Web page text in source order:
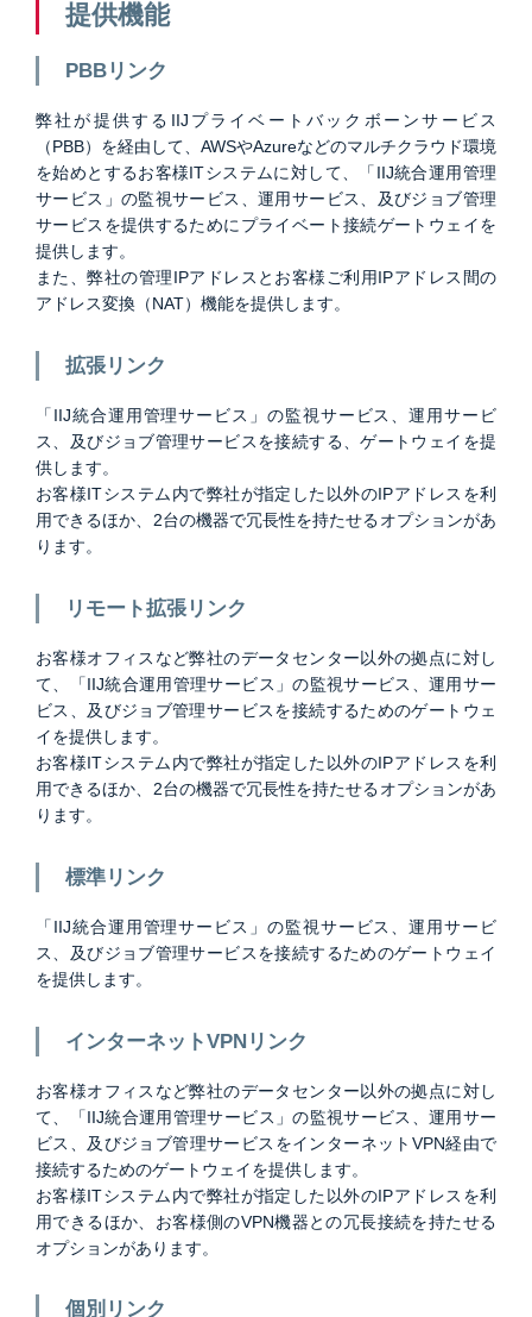
提供機能
PBBリンク
弊社が提供するIIJプライベートバックボーンサービス
（PBB）を経由して、AWSやAzureなどのマルチクラウド環境
を始めとするお客様ITシステムに対して、「IIJ統合運用管理
サービス」の監視サービス、運用サービス、及びジョブ管理
サービスを提供するためにプライベート接続ゲートウェイを
提供します。
また、弊社の管理IPアドレスとお客様ご利用IPアドレス間の
アドレス変換（NAT）機能を提供します。
拡張リンク
「IIJ統合運用管理サービス」の監視サービス、運用サービ
ス、及びジョブ管理サービスを接続する、ゲートウェイを提
供します。
お客様ITシステム内で弊社が指定した以外のIPアドレスを利
用できるほか、2台の機器で冗長性を持たせるオプションがあ
ります。
リモート拡張リンク
お客様オフィスなど弊社のデータセンター以外の拠点に対し
て、「IIJ統合運用管理サービス」の監視サービス、運用サー
ビス、及びジョブ管理サービスを接続するためのゲートウェ
イを提供します。
お客様ITシステム内で弊社が指定した以外のIPアドレスを利
用できるほか、2台の機器で冗長性を持たせるオプションがあ
ります。
標準リンク
「IIJ統合運用管理サービス」の監視サービス、運用サービ
ス、及びジョブ管理サービスを接続するためのゲートウェイ
を提供します。
インターネットVPNリンク
お客様オフィスなど弊社のデータセンター以外の拠点に対し
て、「IIJ統合運用管理サービス」の監視サービス、運用サー
ビス、及びジョブ管理サービスをインターネットVPN経由で
接続するためのゲートウェイを提供します。
お客様ITシステム内で弊社が指定した以外のIPアドレスを利
用できるほか、お客様側のVPN機器との冗長接続を持たせる
オプションがあります。
個別リンク